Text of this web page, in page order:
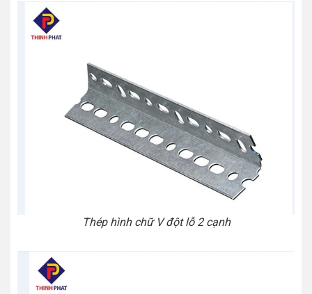
Thép hình chữ V đột lỗ 2 cạnh